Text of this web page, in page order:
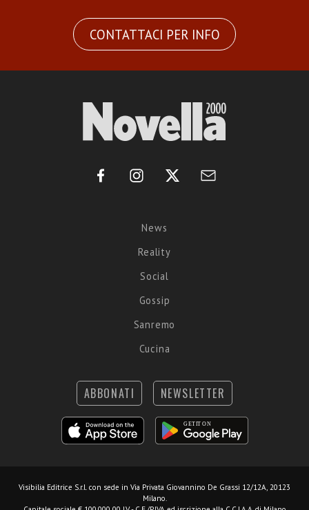
CONTATTACI PER INFO
News
Reality
Social
Gossip
Sanremo
Cucina
ABBONATI NEWSLETTER
Visibilia Editrice S.r.l. con sede in Via Privata Giovannino De Grassi 12/12A, 20123
Milano.